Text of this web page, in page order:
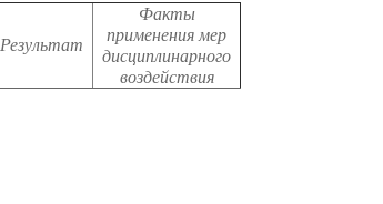
Результат
Факты
применения мер
дисциплинарного
воздействия